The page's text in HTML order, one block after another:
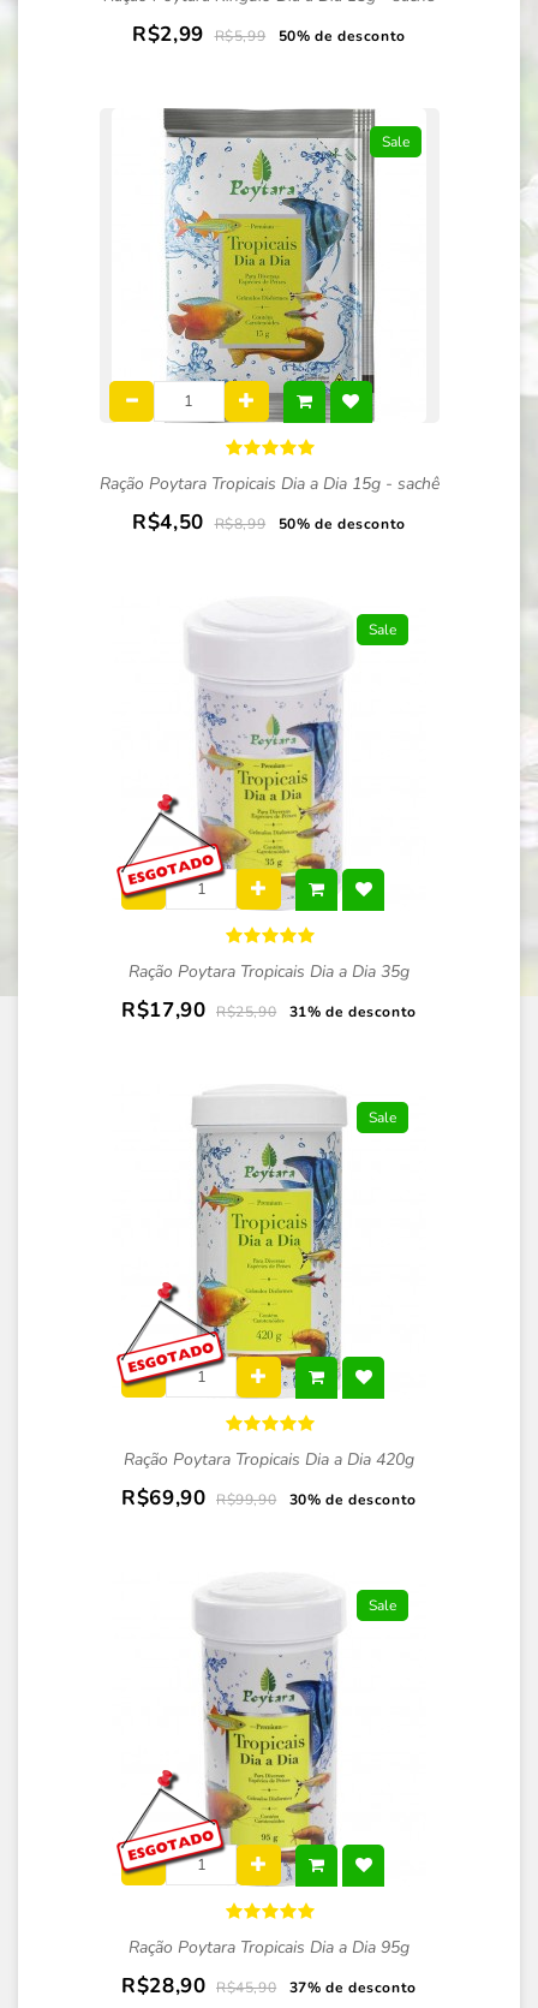
R$2,99 R$5,99 50% de desconto
Sale
Ração Poytara Tropicais Dia a Dia 15g - sachê
R$4,50 R$8,99 50% de desconto
Sale
Ração Poytara Tropicais Dia a Dia 35g
R$17,90 R$25,90 31% de desconto
Sale
Ração Poytara Tropicais Dia a Dia 420g
R$69,90 R$99,90 30% de desconto
Sale
Ração Poytara Tropicais Dia a Dia 95g
R$28,90 R$45,90 37% de desconto